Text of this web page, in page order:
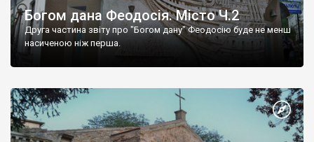
Богом дана Феодосія. Місто Ч.2
Друга частина звіту про "Богом дану" Феодосію буде не менш
насиченою ніж перша.